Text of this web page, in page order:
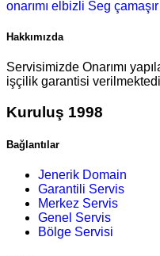
onarımı elbizli Seg
Hakkımızda
Servisimizde Onarımı
işçilik garantisi
Kuruluş 1998
Bağlantılar
Jenerik Domain
Garantili Servis
Merkez Servis
Genel Servis
Bölge Servisi